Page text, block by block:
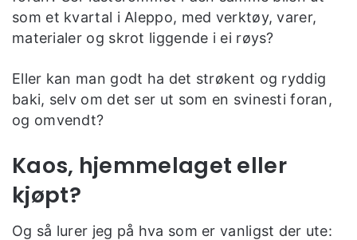
som et kvartal i Aleppo, med verktøy, varer,
materialer og skrot liggende i ei røys?
Eller kan man godt ha det strøkent og ryddig
baki, selv om det ser ut som en svinesti foran,
og omvendt?
Kaos, hjemmelaget eller
kjøpt?
Og så lurer jeg på hva som er vanligst der ute: